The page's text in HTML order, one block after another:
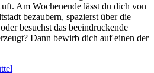
Am Wochenende lässt du dich von
bezaubern, spazierst über die
besuchst das beeindruckende
Dann bewirb dich auf einen der